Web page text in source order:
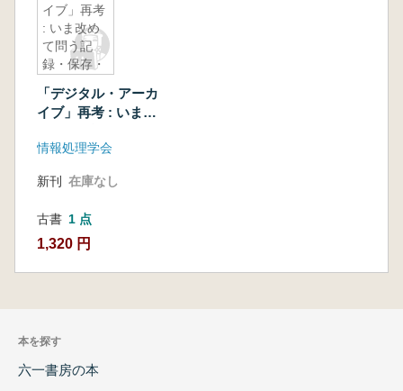
イブ」再考
: いま改め
て問う記
録・保存・
「デジタル・アーカ
イブ」再考 : いま改
存・活用の技術
情報処理学会
新刊 在庫なし
古書 1 点
1,320 円
本を探す
六一書房の本